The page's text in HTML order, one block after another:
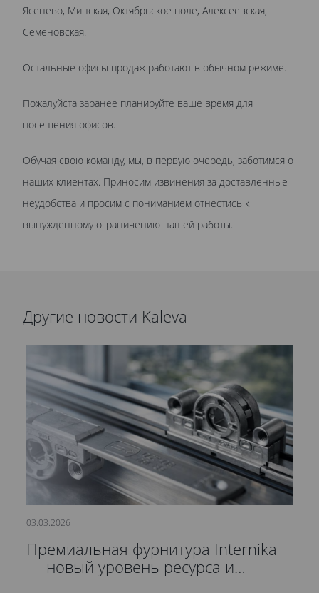
Ясенево, Минская, Октябрьское поле, Алексеевская,
Семёновская.
Остальные офисы продаж работают в обычном режиме.
Пожалуйста заранее планируйте ваше время для
посещения офисов.
Обучая свою команду, мы, в первую очередь, заботимся о
наших клиентах. Приносим извинения за доставленные
неудобства и просим с пониманием отнестись к
вынужденному ограничению нашей работы.
Другие новости Kaleva
03.03.2026
Премиальная фурнитура Internika
— новый уровень ресурса и